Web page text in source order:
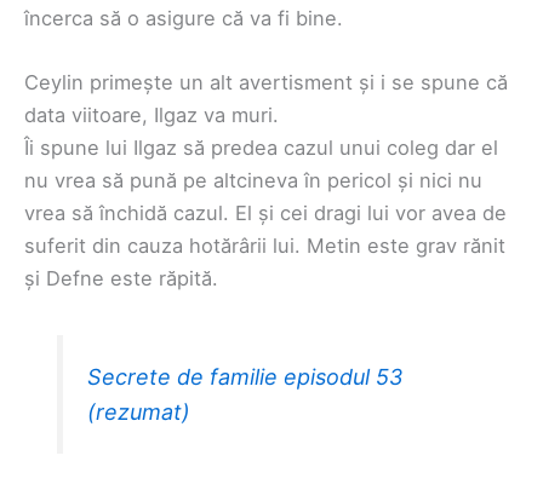
încerca să o asigure că va fi bine.
Ceylin primește un alt avertisment și i se spune că
data viitoare, Ilgaz va muri.
Îi spune lui Ilgaz să predea cazul unui coleg dar el
nu vrea să pună pe altcineva în pericol și nici nu
vrea să închidă cazul. El și cei dragi lui vor avea de
suferit din cauza hotărârii lui. Metin este grav rănit
și Defne este răpită.
Secrete de familie episodul 53
(rezumat)